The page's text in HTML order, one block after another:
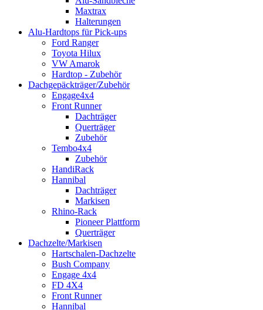
Maxtrax
Halterungen
Alu-Hardtops für Pick-ups
Ford Ranger
Toyota Hilux
VW Amarok
Hardtop - Zubehör
Dachgepäckträger/Zubehör
Engage4x4
Front Runner
Dachträger
Querträger
Zubehör
Tembo4x4
Zubehör
HandiRack
Hannibal
Dachträger
Markisen
Rhino-Rack
Pioneer Plattform
Querträger
Dachzelte/Markisen
Hartschalen-Dachzelte
Bush Company
Engage 4x4
FD 4X4
Front Runner
Hannibal